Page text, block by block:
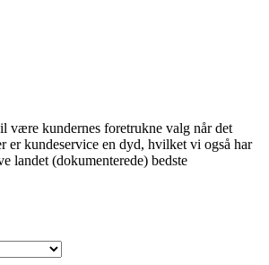
kundernes foretrukne valg når det
er kundeservice en dyd, hvilket vi også har
landet (dokumenterede) bedste